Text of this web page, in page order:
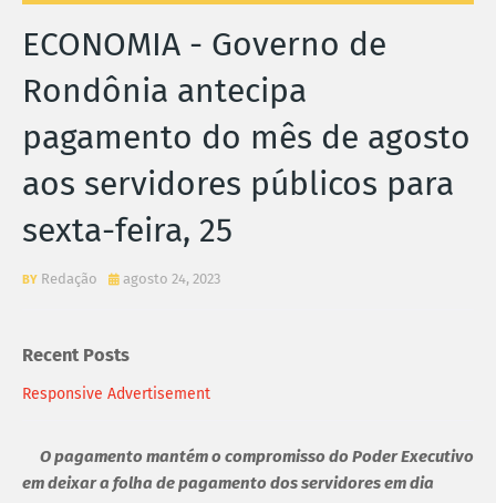
ECONOMIA - Governo de
Rondônia antecipa
pagamento do mês de agosto
aos servidores públicos para
sexta-feira, 25
Redação agosto 24, 2023
Recent Posts
Responsive Advertisement
O pagamento mantém o compromisso do Poder Executivo
em deixar a folha de pagamento dos servidores em dia